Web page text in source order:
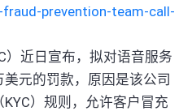
prevention-team-call-
）近日宣布，拟对语音服务
元的罚款，原因是该公司
）规则，允许客户冒充